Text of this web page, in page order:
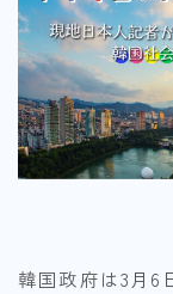
韓国政府は3月6